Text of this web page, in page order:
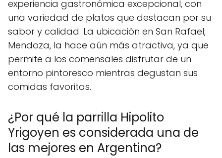
experiencia gastronómica excepcional, con
una variedad de platos que destacan por su
sabor y calidad. La ubicación en San Rafael,
Mendoza, la hace aún más atractiva, ya que
permite a los comensales disfrutar de un
entorno pintoresco mientras degustan sus
comidas favoritas.
¿Por qué la parrilla Hipolito
Yrigoyen es considerada una de
las mejores en Argentina?